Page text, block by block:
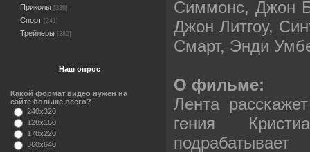
Приколы [336]
Спорт [241]
Трейлеры [282]
Наш опрос
Какой формат видео нужен на
сайте больше всего?
240x320
128x160
178x220
360x640
Симмонс, Джон
Джон Литгоу,
Смарт, Энди
О фильме:
Лента
гения